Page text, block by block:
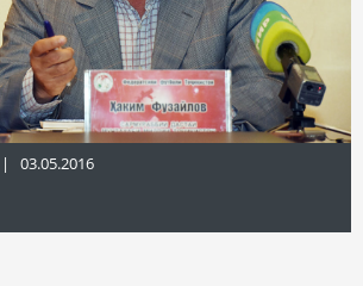
| 03.05.2016